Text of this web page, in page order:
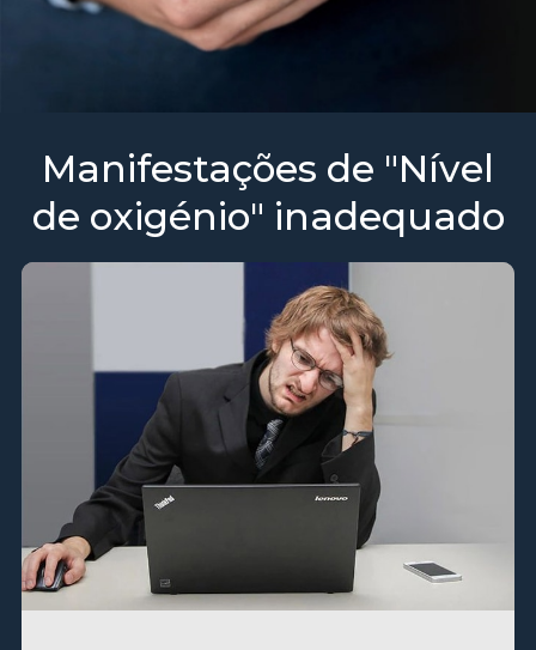
Manifestações de "Nível
de oxigénio" inadequado